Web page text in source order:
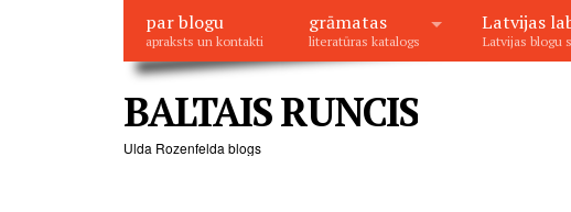
par blogu
apraksts un kontakti
grāmatas
literatūras katalogs
Latvijas
Latvijas blogu
BALTAIS RUNCIS
Ulda Rozenfelda blogs